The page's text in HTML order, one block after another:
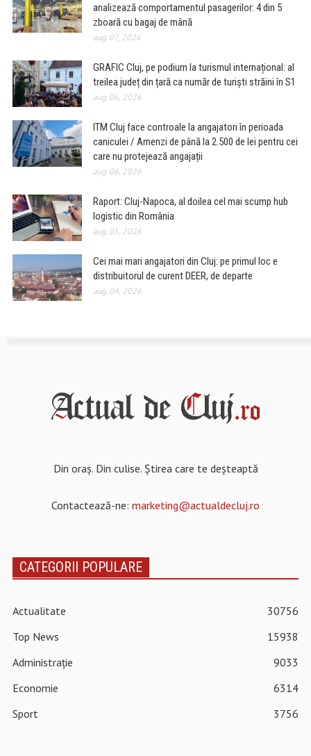
analizează comportamentul pasagerilor: 4 din 5
zboară cu bagaj de mână
aug. 07, 2026
GRAFIC Cluj, pe podium la turismul internațional: al
treilea județ din țară ca număr de turiști străini în S1
aug. 06, 2026
ITM Cluj face controale la angajatori în perioada
caniculei / Amenzi de până la 2.500 de lei pentru cei
care nu protejează angajații
aug. 06, 2026
Raport: Cluj-Napoca, al doilea cel mai scump hub
logistic din România
aug. 05, 2026
Cei mai mari angajatori din Cluj: pe primul loc e
distribuitorul de curent DEER, de departe
aug. 04, 2026
Din oraș. Din culise. Știrea care te deșteaptă
Contactează-ne: marketing@actualdecluj.ro
CATEGORII POPULARE
Actualitate
30756
Top News
15938
Administrație
9033
Economie
6314
Sport
3756